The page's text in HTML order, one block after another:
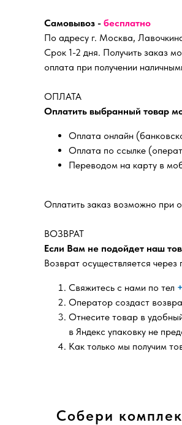
Самовывоз - бесплатно
По адресу г. Москва,
Срок 1-2 дня. Получить заказ
оплата при получении
ОПЛАТА
Оплатить выбранный товар
Оплата онлайн
Оплата по ссылке
Переводом на карту в
Оплатить заказ возможно при
ВОЗВРАТ
Если Вам не подойдет наш
Возврат осуществляется
Свяжитесь с нами по тел
Оператор создаст
Отнесите товар в
в Яндекс упаковку не
Как только мы получим
Собери